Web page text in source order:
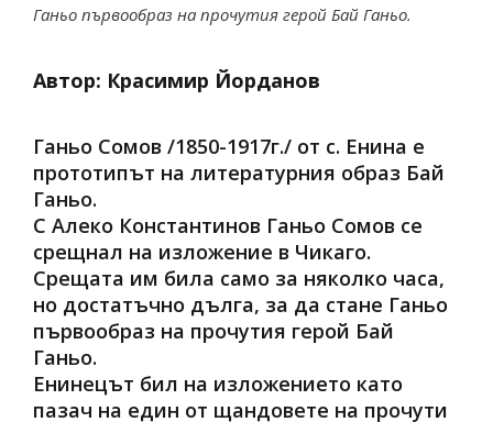
Ганьо първообраз на прочутия герой Бай Ганьо.
Автор: Красимир Йорданов
Ганьо Сомов /1850-1917г./ от с. Енина е
прототипът на литературния образ Бай
Ганьо.
С Алеко Константинов Ганьо Сомов се
срещнал на изложение в Чикаго.
Срещата им била само за няколко часа,
но достатъчно дълга, за да стане Ганьо
първообраз на прочутия герой Бай
Ганьо.
Енинецът бил на изложението като
пазач на един от щандовете на прочути